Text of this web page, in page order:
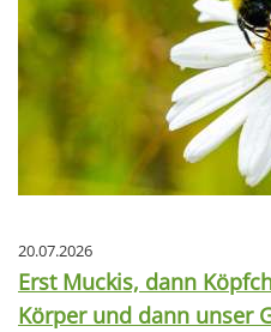
20.07.2026
Erst Muckis, dann
Körper und dann unser